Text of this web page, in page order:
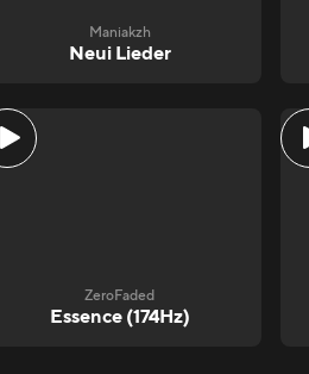
Maniakzh
Neui Lieder
ZeroFaded
Essence (174Hz)